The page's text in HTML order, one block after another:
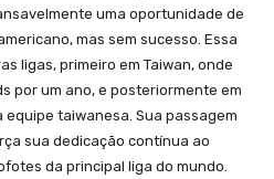
uma oportunidade de
mas sem sucesso. Essa
ligas, primeiro em Taiwan, onde
por um ano, e posteriormente em
taiwanesa. Sua passagem
sua dedicação contínua ao
da principal liga do mundo.